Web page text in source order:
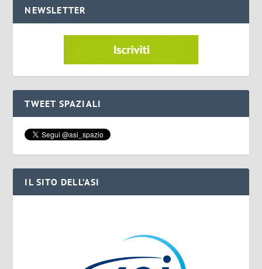
NEWSLETTER
TWEET SPAZIALI
IL SITO DELL’ASI